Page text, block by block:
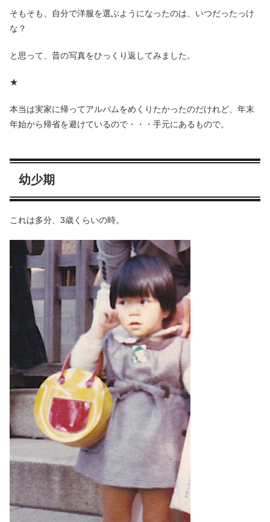
そもそも、自分で洋服を選ぶようになったのは、いつだったっけ
な？
と思って、昔の写真をひっくり返してみました。
★
本当は実家に帰ってアルバムをめくりたかったのだけれど、年末
年始から帰省を避けているので・・・手元にあるもので。
幼少期
これは多分、3歳くらいの時。